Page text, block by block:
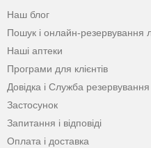
Наш блог
Пошук і онлайн-резервування
Наші аптеки
Програми для клієнтів
Довідка і Служба резервування
Застосунок
Запитання і відповіді
Оплата і доставка